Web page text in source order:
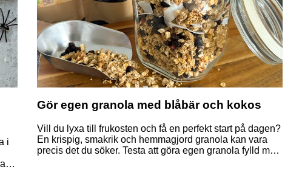
i
Gör egen granola med blåbär och kokos
Vill du lyxa till frukosten och få en perfekt start på dagen?
En krispig, smakrik och hemmagjord granola kan vara
precis det du söker. Testa att göra egen granola fylld med